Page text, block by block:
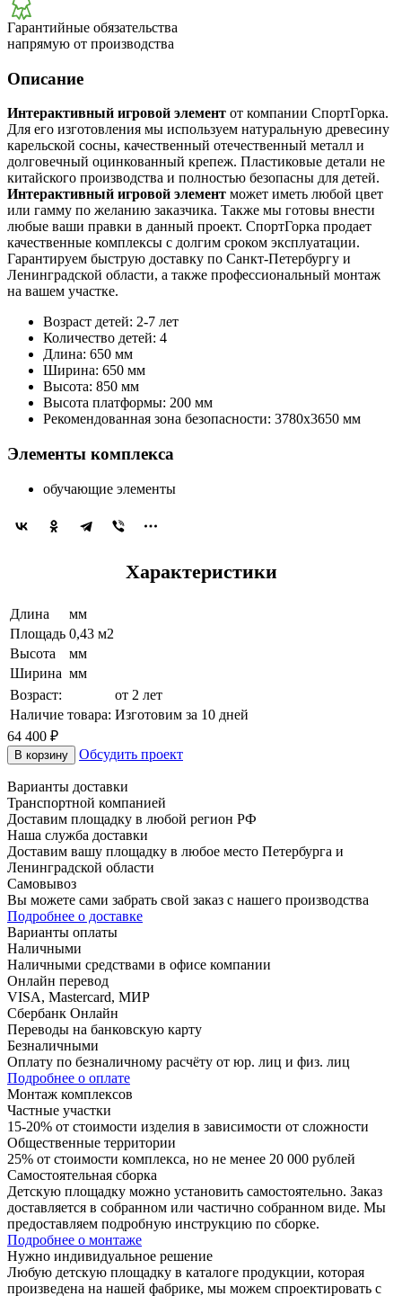
Гарантийные обязательства
напрямую от производства
Описание
Интерактивный игровой элемент от компании СпортГорка.
Для его изготовления мы используем натуральную древесину
карельской сосны, качественный отечественный металл и
долговечный оцинкованный крепеж. Пластиковые детали не
китайского производства и полностью безопасны для детей.
Интерактивный игровой элемент может иметь любой цвет
или гамму по желанию заказчика. Также мы готовы внести
любые ваши правки в данный проект. СпортГорка продает
качественные комплексы с долгим сроком эксплуатации.
Гарантируем быструю доставку по Санкт-Петербургу и
Ленинградской области, а также профессиональный монтаж
на вашем участке.
Возраст детей: 2-7 лет
Количество детей: 4
Длина: 650 мм
Ширина: 650 мм
Высота: 850 мм
Высота платформы: 200 мм
Рекомендованная зона безопасности: 3780x3650 мм
Элементы комплекса
обучающие элементы
Характеристики
Длина
мм
Площадь 0,43 м2
Высота
мм
Ширина мм
Возраст:
от 2 лет
Наличие товара: Изготовим за 10 дней
64 400 ₽
В корзину Обсудить проект
Варианты доставки
Транспортной компанией
Доставим площадку в любой регион РФ
Наша служба доставки
Доставим вашу площадку в любое место Петербурга и
Ленинградской области
Самовывоз
Вы можете сами забрать свой заказ с нашего производства
Подробнее о доставке
Варианты оплаты
Наличными
Наличными средствами в офисе компании
Онлайн перевод
VISA, Mastercard, МИР
Сбербанк Онлайн
Переводы на банковскую карту
Безналичными
Оплату по безналичному расчёту от юр. лиц и физ. лиц
Подробнее о оплате
Монтаж комплексов
Частные участки
15-20% от стоимости изделия в зависимости от сложности
Общественные территории
25% от стоимости комплекса, но не менее 20 000 рублей
Самостоятельная сборка
Детскую площадку можно установить самостоятельно. Заказ
доставляется в собранном или частично собранном виде. Мы
предоставляем подробную инструкцию по сборке.
Подробнее о монтаже
Нужно индивидуальное решение
Любую детскую площадку в каталоге продукции, которая
произведена на нашей фабрике, мы можем спроектировать с